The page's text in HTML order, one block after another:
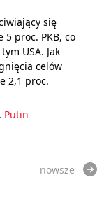
się
proc. PKB, co
USA. Jak
celów
2,1 proc.
, Putin
nowsze